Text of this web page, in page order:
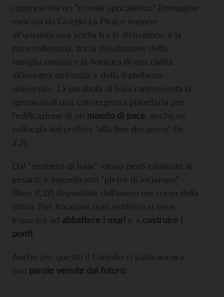
rappresenta un “crinale apocalittico” (immagine
evocata da Giorgio La Pira) e impone
all’umanità una scelta fra la distruzione e la
pace millenaria, tra la dissoluzione della
famiglia umana e la fioritura di una civiltà
all’insegna dell’unità e della fratellanza
universale. La parabola di Isaia rappresenta la
speranza di una convergenza planetaria per
l’edificazione di un mondo di pace , anche se
collocata dal profeta “alla fine dei giorni” (Is.
2,2).
Dal “sentiero di Isaia” vanno però eliminate le
pesanti e ingombranti “pietre di inciampo”
(Rom 9,32) depositate dall’uomo nel corso della
storia. Per tracciare quel sentiero si deve
imparare ad abbattere i muri e a costruire i
ponti.
Anche per questo il Concilio ci parla ancora
con parole venute dal futuro.